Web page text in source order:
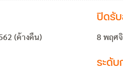
(ค้างคืน)
ปิดรั
8 พฤศ
ระดั